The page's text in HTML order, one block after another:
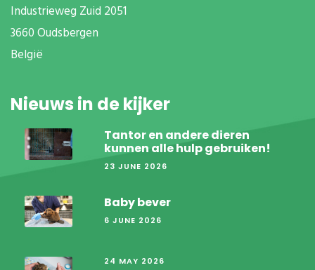
Industrieweg Zuid 2051
3660 Oudsbergen
België
Nieuws in de kijker
Tantor en andere dieren
kunnen alle hulp gebruiken!
23 JUNE 2026
Baby bever
6 JUNE 2026
24 MAY 2026